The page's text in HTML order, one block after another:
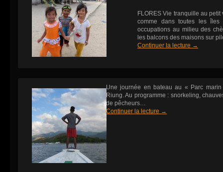
FLORES Vie tranquille au
comme dans toutes les îles
occupations au milieu des
les balcons des maisons sur
Continuer la lecture →
Une journée en bateau au « Parc
Riung. Au programme : snorkeling,
de pêcheurs…
Continuer la lecture →